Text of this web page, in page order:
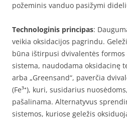
požeminis vanduo pasižymi
Technologinis principas:
veikia oksidacijos pagrindu.
būna ištirpusi dvivalentės formos
sistema, naudodama oksidacinę
arba „Greensand“, paverčia
(Fe³⁺), kuri, susidarius
pašalinama. Alternatyvus
sistemos, kuriose geležis